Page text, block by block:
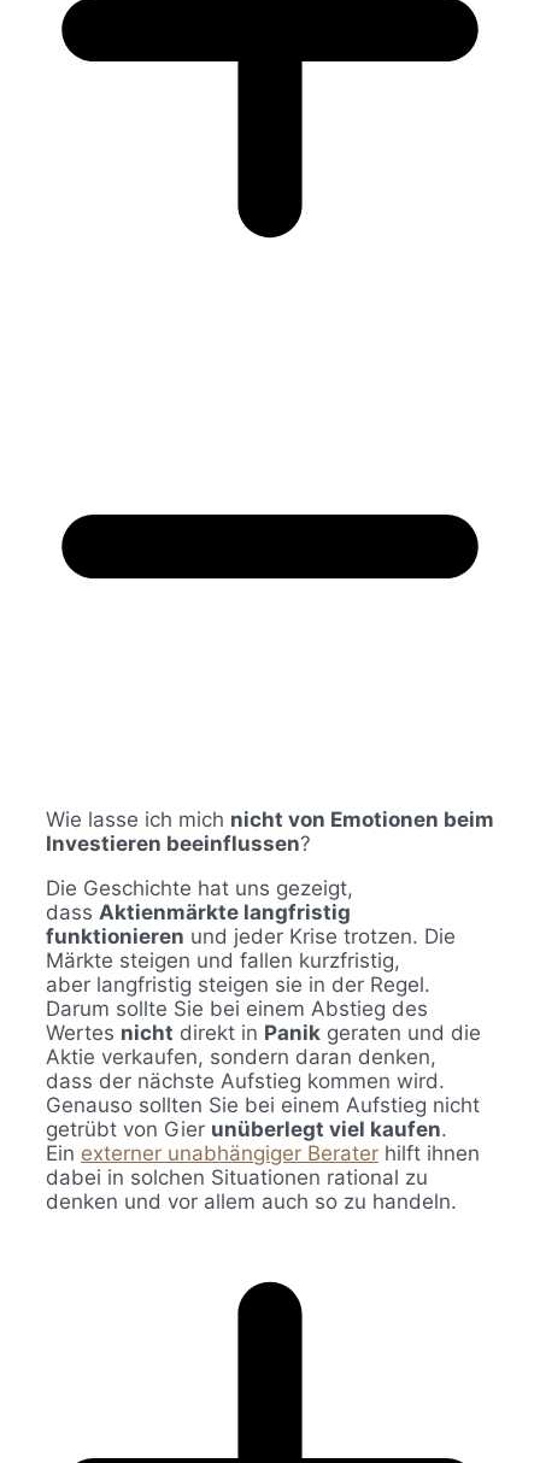
Wie lasse ich mich nicht von Emotionen beim
Investieren beeinflussen?
Die Geschichte hat uns gezeigt,
dass Aktienmärkte langfristig
funktionieren und jeder Krise trotzen. Die
Märkte steigen und fallen kurzfristig,
aber langfristig steigen sie in der Regel.
Darum sollte Sie bei einem Abstieg des
Wertes nicht direkt in Panik geraten und die
Aktie verkaufen, sondern daran denken,
dass der nächste Aufstieg kommen wird.
Genauso sollten Sie bei einem Aufstieg nicht
getrübt von Gier unüberlegt viel kaufen.
Ein externer unabhängiger Berater hilft ihnen
dabei in solchen Situationen rational zu
denken und vor allem auch so zu handeln.